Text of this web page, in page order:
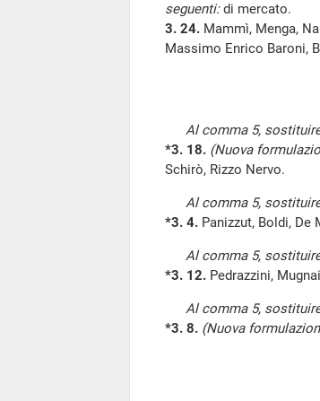
seguenti:di mercato.
3. 24. Mammì, Menga,
Massimo Enrico Baroni,
Al comma 5,
*3. 18. (Nuova
Schirò, Rizzo Nervo.
Al comma 5,
*3. 4. Panizzut, Boldi,
Al comma 5,
*3. 12. Pedrazzini,
Al comma 5,
*3. 8. (Nuova